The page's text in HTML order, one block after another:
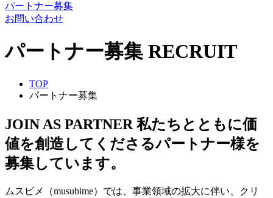
パートナー募集
お問い合わせ
パートナー募集 RECRUIT
TOP
パートナー募集
JOIN AS PARTNER 私たちとともに価
値を創造してくださるパートナー様を
募集しています。
ムスビメ（musubime）では、事業領域の拡大に伴い、クリ